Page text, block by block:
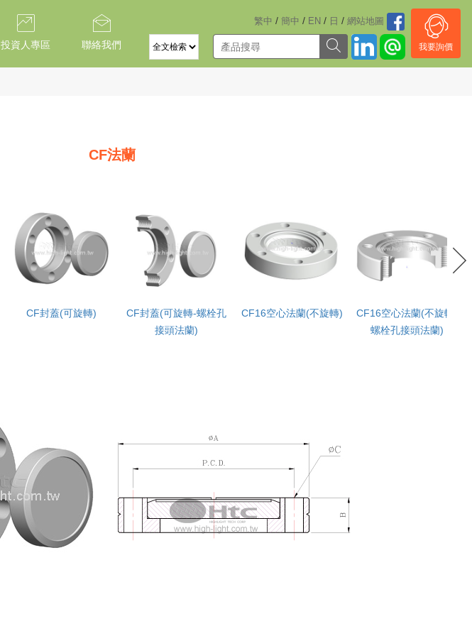
繁中 / 簡中 / EN / 日 / 網站地圖
我要詢價
投資人專區 聯絡我們
CF法蘭
CF封蓋(可旋轉)
CF封蓋(可旋轉-螺栓孔
接頭法蘭)
CF16空心法蘭(不旋轉)
CF16空心法蘭(不旋轉-
螺栓孔接頭法蘭)